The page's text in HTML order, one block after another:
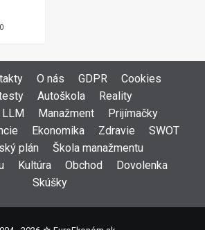
0
O nás GDPR
Cookies
Autoškola
Reality
LLM
Manažment
Prijímačky
Ekonomika Zdravie
SWOT
plán
Škola manažmentu
Kultúra Obchod
Dovolenka
Skúšky